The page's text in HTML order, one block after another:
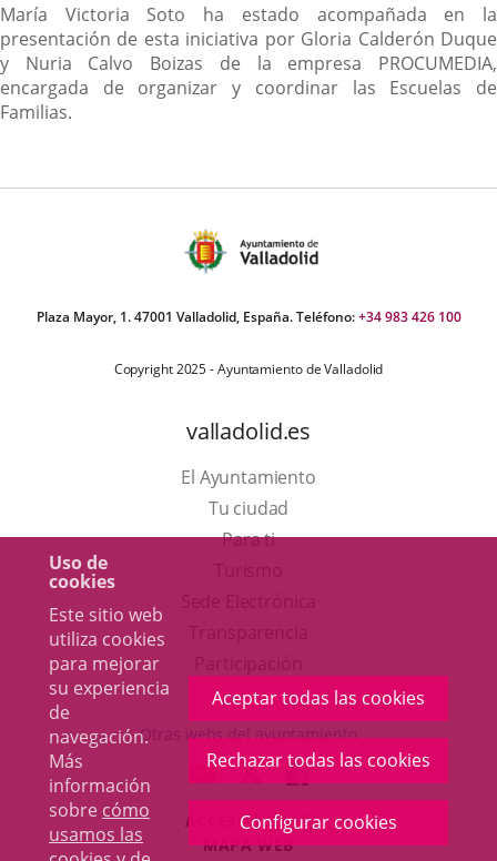
Uso de
cookies
Este sitio web
utiliza cookies
para mejorar
su experiencia
de
navegación.
Más
información
sobre cómo
usamos las
Aceptar todas las cookies
Rechazar todas las cookies
Configurar cookies
María Victoria Soto ha estado acompañada en la
presentación de esta iniciativa por Gloria Calderón Duque
y Nuria Calvo Boizas de la empresa PROCUMEDIA,
encargada de organizar y coordinar las Escuelas de
Familias.
Plaza Mayor, 1. 47001 Valladolid, España. Teléfono:+34 983 426 100
Copyright 2025 - Ayuntamiento de Valladolid
valladolid.es
El Ayuntamiento
Tu ciudad
Para ti
en
una
ventana
nueva.
aplicación
externa.
Otras webs del ayuntamiento
ENLACE
A
UNA
APLICACIÓN
ENLACE
A
UNA
APLICACIÓN
ENLACE
A
UNA
ACCESIBILIDAD
MAPA WEB